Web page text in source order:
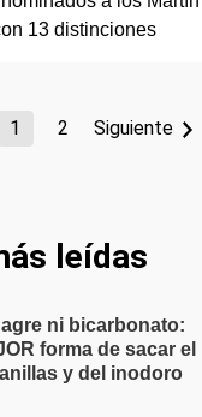
1 2 Siguiente
leídas
ni bicarbonato:
forma de sacar el
y del inodoro